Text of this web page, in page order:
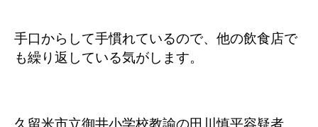
手口からして手慣れているので、他の飲食店で
も繰り返している気がします。
久留米市立御井小学校教諭の田川慎平容疑者